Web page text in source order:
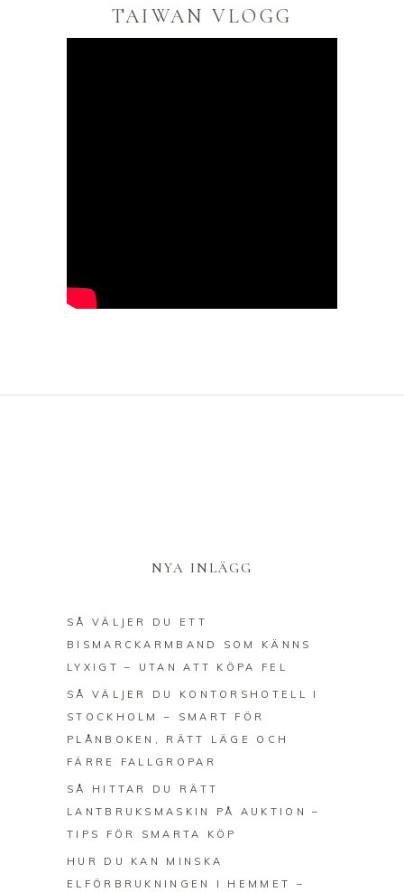
TAIWAN VLOGG
NYA INLÄGG
SÅ VÄLJER DU ETT
BISMARCKARMBAND SOM KÄNNS
LYXIGT – UTAN ATT KÖPA FEL
SÅ VÄLJER DU KONTORSHOTELL I
STOCKHOLM – SMART FÖR
PLÅNBOKEN, RÄTT LÄGE OCH
FÄRRE FALLGROPAR
SÅ HITTAR DU RÄTT
LANTBRUKSMASKIN PÅ AUKTION –
TIPS FÖR SMARTA KÖP
HUR DU KAN MINSKA
ELFÖRBRUKNINGEN I HEMMET –